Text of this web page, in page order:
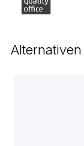
Alternativen